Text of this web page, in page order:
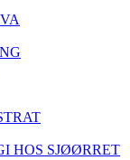
HOS SJØØRRET